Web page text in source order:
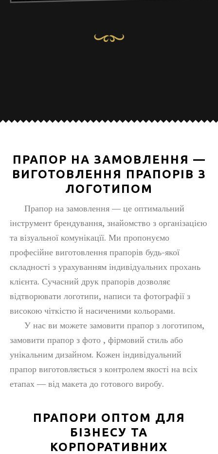
ПРАПОР НА ЗАМОВЛЕННЯ —
ВИГОТОВЛЕННЯ ПРАПОРІВ З
ЛОГОТИПОМ
Прапор на замовлення — це оптимальний
інструмент брендування, знайомство з організацією
та візуальної комунікацїї. Ми пропонуємо
професійне виготовлення прапорів будь-якої
складності з урахуванням індивідуальних прохань
клієнта. Сучасний друк прапорів дозволяє
відтворювати логотипи, написи та фотографії з
високою чіткістю й насиченими кольорами.
У нас ви можете замовити прапор з логотипом,
замовити прапор з фото , фірмовий стиль або
унікальним дизайном. Кожен індивідуальний
прапор виготовляється з контролем якості на всіх
етапах — від макета до готового виробу.
ПРАПОРИ ОПТОМ ДЛЯ
БІЗНЕСУ ТА
КОРПОРАТИВНИХ